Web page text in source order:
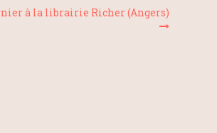
à la librairie Richer (Angers)